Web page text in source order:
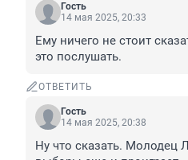
Гость
14 мая 2025, 20:33
Ему ничего не стоит
это послушать.
ОТВЕТИТЬ
Гость
14 мая 2025, 20:38
Ну что сказать. Молодец